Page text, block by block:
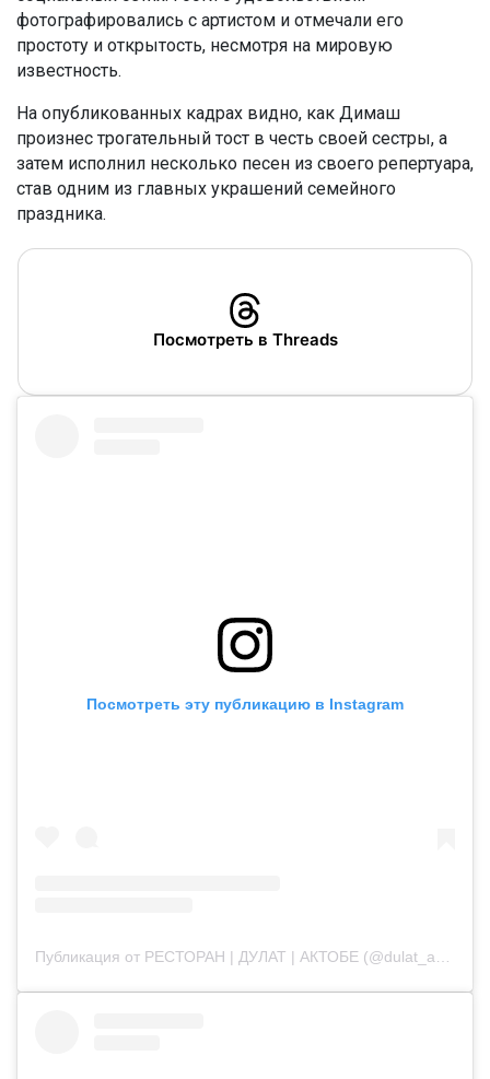
фотографировались с артистом и отмечали его
простоту и открытость, несмотря на мировую
известность.
На опубликованных кадрах видно, как Димаш
произнес трогательный тост в честь своей сестры, а
затем исполнил несколько песен из своего репертуара,
став одним из главных украшений семейного
праздника.
Посмотреть в Threads
Посмотреть эту публикацию в Instagram